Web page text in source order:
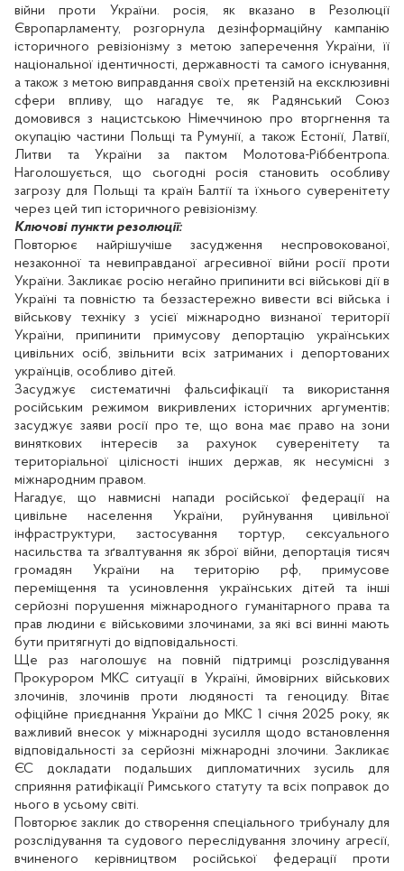
війни проти України. росія, як вказано в Резолюції
Європарламенту, розгорнула дезінформаційну кампанію
історичного ревізіонізму з метою заперечення України, її
національної ідентичності, державності та самого існування,
а також з метою виправдання своїх претензій на ексклюзивні
сфери впливу, що нагадує те, як Радянський Союз
домовився з нацистською Німеччиною про вторгнення та
окупацію частини Польщі та Румунії, а також Естонії, Латвії,
Литви та України за пактом Молотова-Ріббентропа.
Наголошується, що сьогодні росія становить особливу
загрозу для Польщі та країн Балтії та їхнього суверенітету
через цей тип історичного ревізіонізму.
Ключові пункти резолюції:
Повторює найрішучіше засудження неспровокованої,
незаконної та невиправданої агресивної війни росії проти
України. Закликає росію негайно припинити всі військові дії в
Україні та повністю та беззастережно вивести всі війська і
військову техніку з усієї міжнародно визнаної території
України, припинити примусову депортацію українських
цивільних осіб, звільнити всіх затриманих і депортованих
українців, особливо дітей.
Засуджує систематичні фальсифікації та використання
російським режимом викривлених історичних аргументів;
засуджує заяви росії про те, що вона має право на зони
виняткових інтересів за рахунок суверенітету та
територіальної цілісності інших держав, як несумісні з
міжнародним правом.
Нагадує, що навмисні напади російської федерації на
цивільне населення України, руйнування цивільної
інфраструктури, застосування тортур, сексуального
насильства та зґвалтування як зброї війни, депортація тисяч
громадян України на територію рф, примусове
переміщення та усиновлення українських дітей та інші
серйозні порушення міжнародного гуманітарного права та
прав людини є військовими злочинами, за які всі винні мають
бути притягнуті до відповідальності.
Ще раз наголошує на повній підтримці розслідування
Прокурором МКС ситуації в Україні, ймовірних військових
злочинів, злочинів проти людяності та геноциду. Вітає
офіційне приєднання України до МКС 1 січня 2025 року, як
важливий внесок у міжнародні зусилля щодо встановлення
відповідальності за серйозні міжнародні злочини. Закликає
ЄС докладати подальших дипломатичних зусиль для
сприяння ратифікації Римського статуту та всіх поправок до
нього в усьому світі.
Повторює заклик до створення спеціального трибуналу для
розслідування та судового переслідування злочину агресії,
вчиненого керівництвом російської федерації проти